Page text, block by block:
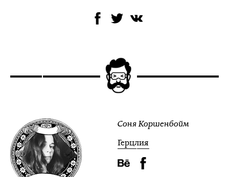
Соня Коршенбойм
Герцлия